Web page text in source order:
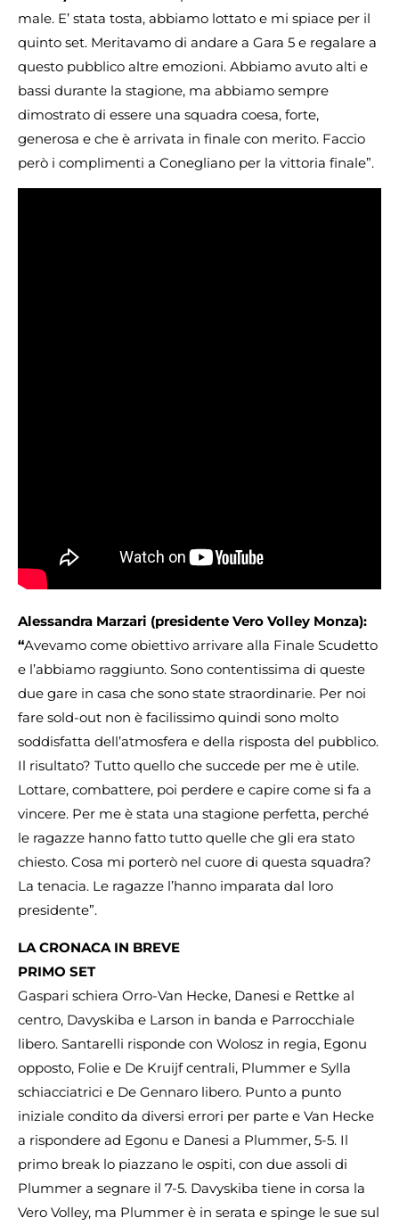
male. E’ stata tosta, abbiamo lottato e mi spiace per il
quinto set. Meritavamo di andare a Gara 5 e regalare a
questo pubblico altre emozioni. Abbiamo avuto alti e
bassi durante la stagione, ma abbiamo sempre
dimostrato di essere una squadra coesa, forte,
generosa e che è arrivata in finale con merito. Faccio
però i complimenti a Conegliano per la vittoria finale”.
Alessandra Marzari (presidente Vero Volley Monza):
“Avevamo come obiettivo arrivare alla Finale Scudetto
e l’abbiamo raggiunto. Sono contentissima di queste
due gare in casa che sono state straordinarie. Per noi
fare sold-out non è facilissimo quindi sono molto
soddisfatta dell’atmosfera e della risposta del pubblico.
Il risultato? Tutto quello che succede per me è utile.
Lottare, combattere, poi perdere e capire come si fa a
vincere. Per me è stata una stagione perfetta, perché
le ragazze hanno fatto tutto quelle che gli era stato
chiesto. Cosa mi porterò nel cuore di questa squadra?
La tenacia. Le ragazze l’hanno imparata dal loro
presidente”.
LA CRONACA IN BREVE
PRIMO SET
Gaspari schiera Orro-Van Hecke, Danesi e Rettke al
centro, Davyskiba e Larson in banda e Parrocchiale
libero. Santarelli risponde con Wolosz in regia, Egonu
opposto, Folie e De Kruijf centrali, Plummer e Sylla
schiacciatrici e De Gennaro libero. Punto a punto
iniziale condito da diversi errori per parte e Van Hecke
a rispondere ad Egonu e Danesi a Plummer, 5-5. Il
primo break lo piazzano le ospiti, con due assoli di
Plummer a segnare il 7-5. Davyskiba tiene in corsa la
Vero Volley, ma Plummer è in serata e spinge le sue sul